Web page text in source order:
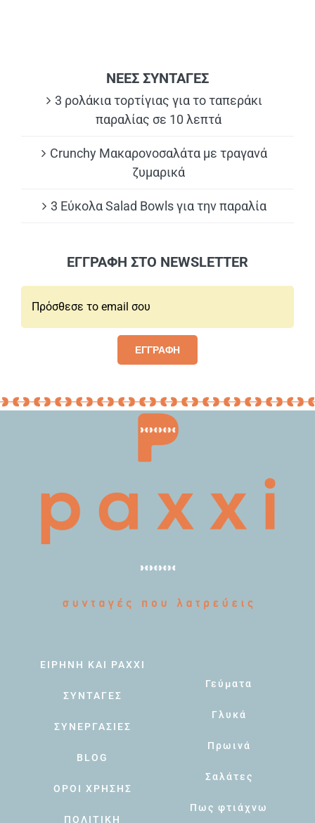
ΝΕΕΣ ΣΥΝΤΑΓΕΣ
3 ρολάκια τορτίγιας για το ταπεράκι
παραλίας σε 10 λεπτά
Crunchy Μακαρονοσαλάτα με τραγανά
ζυμαρικά
3 Εύκολα Salad Bowls για την παραλία
ΕΓΓΡΑΦΗ ΣΤΟ NEWSLETTER
ΕΓΓΡΑΦΗ
ΕΙΡΗΝΗ ΚΑΙ PAXXI
ΣΥΝΤΑΓΕΣ
ΣΥΝΕΡΓΑΣΙΕΣ
BLOG
ΟΡΟΙ ΧΡΗΣΗΣ
ΠΟΛΙΤΙΚΗ
Γεύματα
Γλυκά
Πρωινά
Σαλάτες
Πως φτιάχνω